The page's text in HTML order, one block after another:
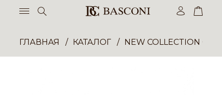
ГЛАВНАЯ КАТАЛОГ NEW COLLECTION